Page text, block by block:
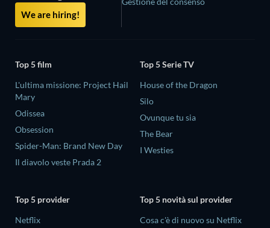
We are hiring!
Top 5 film
L'ultima missione: Project Hail
Mary
Odissea
Obsession
Spider-Man: Brand New Day
Il diavolo veste Prada 2
Top 5 Serie TV
House of the Dragon
Silo
Ovunque tu sia
The Bear
I Westies
Top 5 provider
Netflix
Top 5 novità sul provider
Cosa c'è di nuovo su Netflix